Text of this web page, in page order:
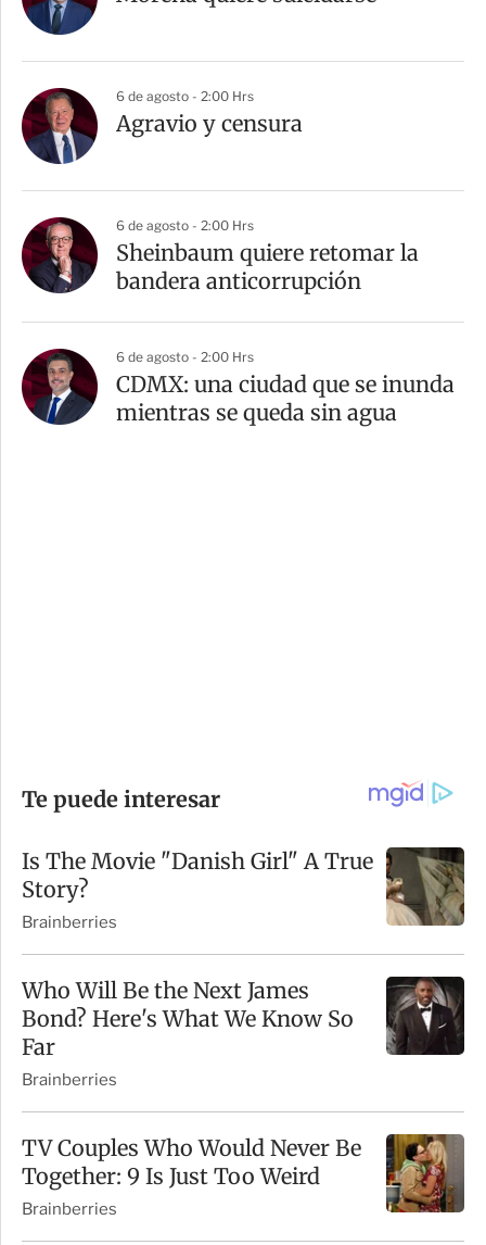
6 de agosto - 2:00 Hrs
Agravio y censura
6 de agosto - 2:00 Hrs
Sheinbaum quiere retomar la
bandera anticorrupción
6 de agosto - 2:00 Hrs
CDMX: una ciudad que se inunda
mientras se queda sin agua